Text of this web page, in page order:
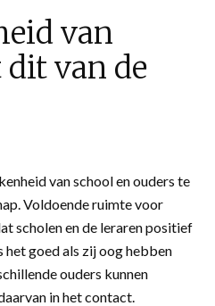
van
van de
van school en ouders te
Voldoende ruimte voor
scholen en de leraren positief
goed als zij oog hebben
ouders kunnen
in het contact.